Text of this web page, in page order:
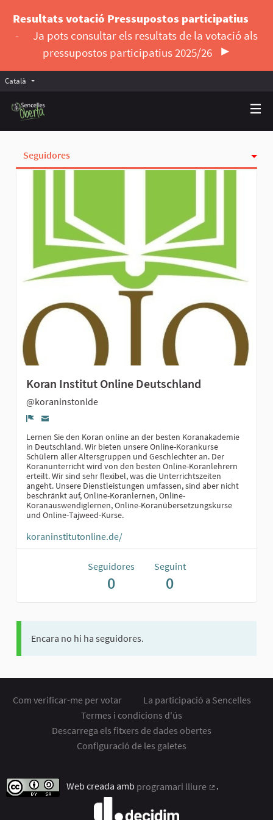
Resultats votació Pressupostos participatius
-
Ja pots consultar els resultats de la votació als
pressupostos participatius 2025/26
Català Triar la llengua
Seguidores
Koran Institut Online Deutschland
@koraninstonlde
Denúncia
Lernen Sie den Koran online an der besten Koranakademie
in Deutschland. Wir bieten unsere Online-Korankurse
Schülern aller Altersgruppen und Geschlechter an. Der
Koranunterricht wird von den besten Online-Koranlehrern
erteilt. Wir sind sehr flexibel, was die Unterrichtszeiten
angeht. Unsere Dienstleistungen umfassen, sind aber nicht
beschränkt auf, Online-Koranlernen, Online-
Koranauswendiglernen, Online-Koranübersetzungskurse
und Online-Tajweed-Kurse.
koraninstitutonline.de/
Seguidores
0
Seguint
0
Encara no hi ha seguidores.
Com verificar-me per votar
La participació a Sencelles
Termes i condicions d'ús
Descarrega els fitxers de dades obertes
Configuració de les galetes
Web creada amb programari lliure
.